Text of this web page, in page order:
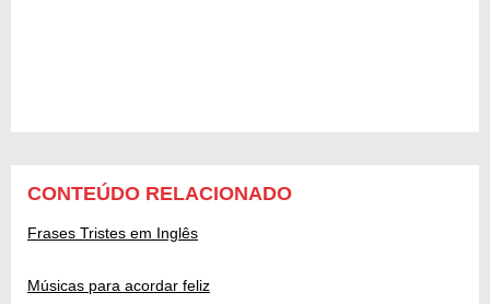
CONTEÚDO RELACIONADO
Frases Tristes em Inglês
Músicas para acordar feliz